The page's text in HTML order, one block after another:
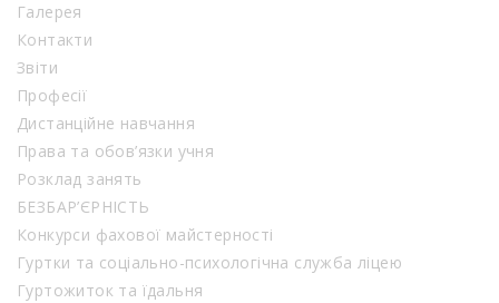
Галерея
Контакти
Звіти
Професії
Дистанційне навчання
Права та обов’язки учня
Розклад занять
БЕЗБАР’ЄРНІСТЬ
Конкурси фахової майстерності
Гуртки та соціально-психологічна служба ліцею
Гуртожиток та їдальня